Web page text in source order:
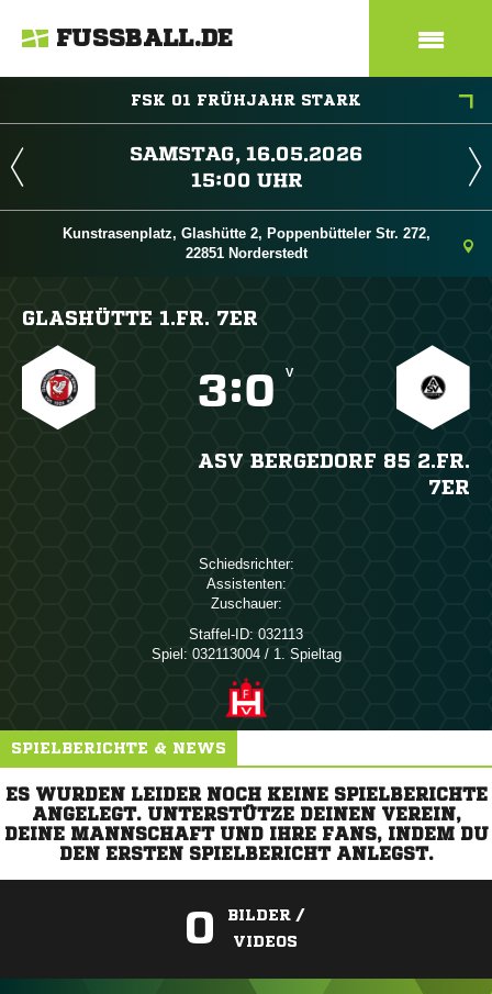
FUSSBALL.DE
FSK 01 FRÜHJAHR STARK
 
 
Kunstrasenplatz, Glashütte 2, Poppenbütteler Str. 272,
22851 Norderstedt
GLASHÜTTE 1.FR. 7ER
: V
ASV BERGEDORF 85 2.FR.
7ER
Schiedsrichter:
Assistenten:
Zuschauer:
Staffel-ID: 032113
Spiel: 032113004 / 1. Spieltag
SPIELBERICHTE & NEWS
ES WURDEN LEIDER NOCH KEINE SPIELBERICHTE
ANGELEGT. UNTERSTÜTZE DEINEN VEREIN,
DEINE MANNSCHAFT UND IHRE FANS, INDEM DU
DEN ERSTEN SPIELBERICHT ANLEGST.
0
BILDER /
VIDEOS